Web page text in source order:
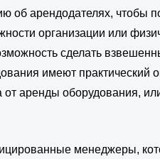
арендодателях, чтобы
организации или
сделать
имеют
аренды оборудования,
менеджеры,